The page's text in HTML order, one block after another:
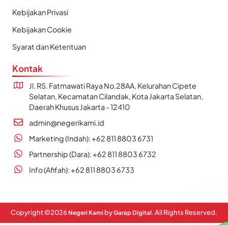
Kebijakan Privasi
Kebijakan Cookie
Syarat dan Ketentuan
Kontak
Jl. RS. Fatmawati Raya No.28AA, Kelurahan Cipete
Selatan, Kecamatan Cilandak, Kota Jakarta Selatan,
Daerah Khusus Jakarta - 12410
admin@negerikami.id
Marketing (Indah): +62 811 8803 6731
Partnership (Dara): +62 811 8803 6732
Info (Afifah): +62 811 8803 6733
Copyright ©2026 Negeri Kami byGarap Digital. All Rights Reserved.